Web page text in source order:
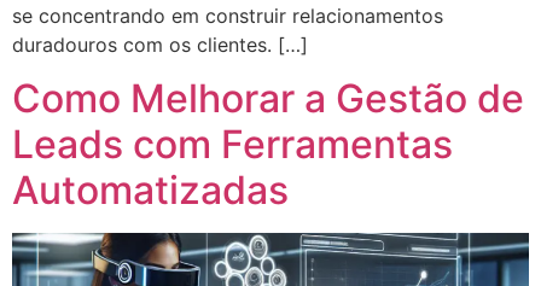
se concentrando em construir relacionamentos
duradouros com os clientes. […]
Como Melhorar a Gestão de
Leads com Ferramentas
Automatizadas